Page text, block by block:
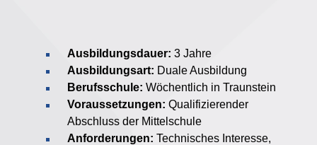
Ausbildungsdauer: 3 Jahre
Ausbildungsart: Duale Ausbildung
Berufsschule: Wöchentlich in Traunstein
Voraussetzungen: Qualifizierender
Abschluss der Mittelschule
Anforderungen: Technisches Interesse,